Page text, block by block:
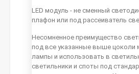
LED модуль - не сменный
плафон или под рассеиватель
Несомненное преимущество
под все указанные выше цоколи
лампы и использовать в
светильники и споты под